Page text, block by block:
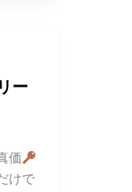
ー
価
けで